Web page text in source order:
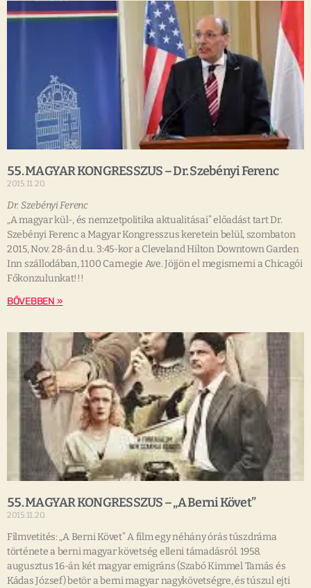
55. MAGYAR KONGRESSZUS – Dr. Szebényi Ferenc
2015.11.20.
Dr. Szebényi Ferenc
„A magyar kül-, és nemzetpolitika aktualitásai” előadást tart Dr.
Szebényi Ferenc a Magyar Kongresszus keretein belül, szombaton
2015, Nov. 28-án d.u. 3:45-kor a Cleveland Hilton Downtown Garden
Inn szállodában, 1100 Carnegie Ave. Jöjjön el megismerni a Chicagói
Főkonzulunkat!!!
BŐVEBBEN »
55. MAGYAR KONGRESSZUS – „A Berni Követ”
2015.11.20.
Filmvetités: „A Berni Követ” A film egy néhány órás túszdráma
története a berni magyar követség elleni támadásról. 1958.
augusztus 16-án két magyar emigráns (Szabó Kimmel Tamás és
Kádas József) betör a berni magyar nagykövetségre, és túszul ejti